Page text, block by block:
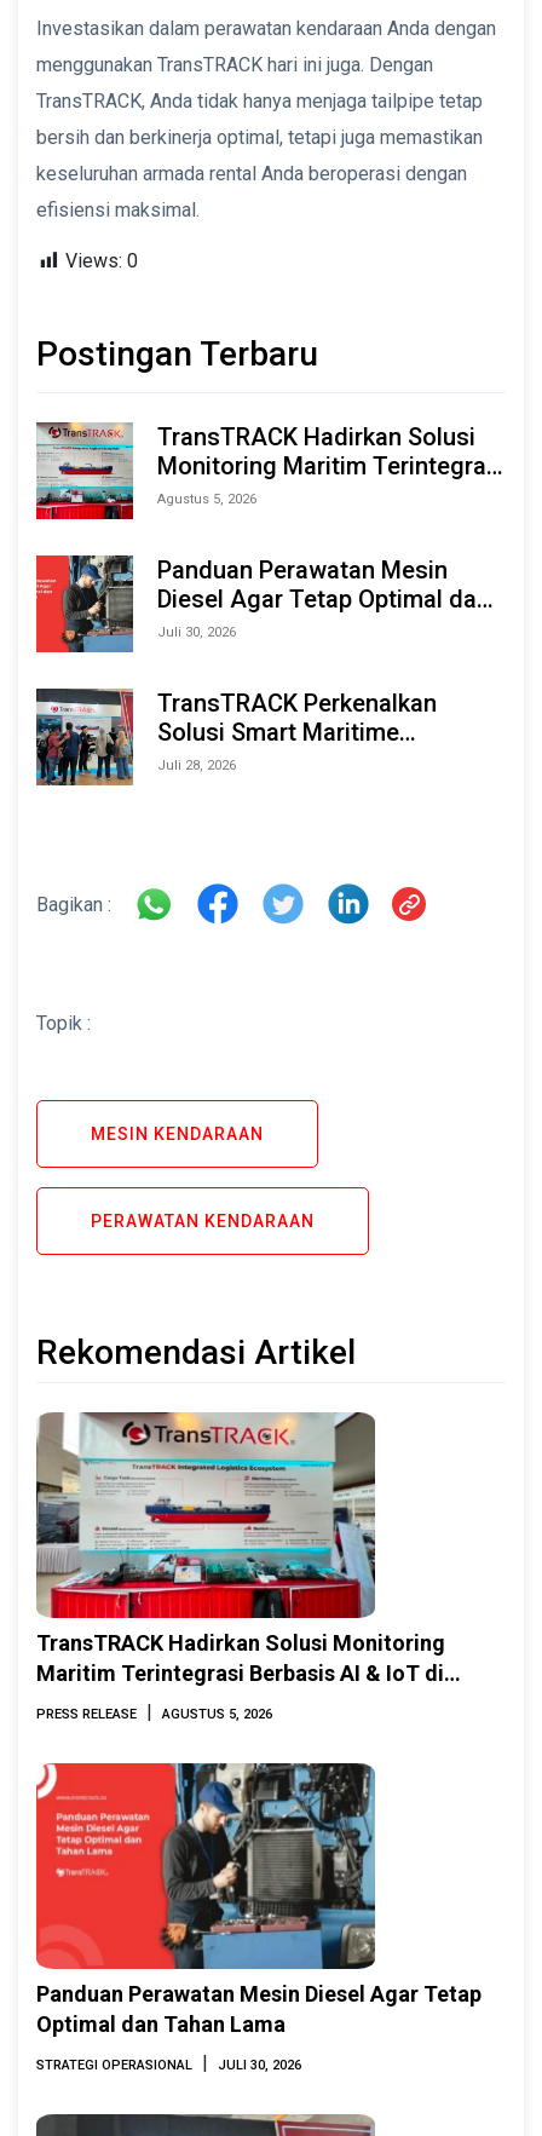
Investasikan dalam perawatan kendaraan Anda dengan
menggunakan TransTRACK hari ini juga. Dengan
TransTRACK, Anda tidak hanya menjaga tailpipe tetap
bersih dan berkinerja optimal, tetapi juga memastikan
keseluruhan armada rental Anda beroperasi dengan
efisiensi maksimal.
Views: 0
Postingan Terbaru
TransTRACK Hadirkan Solusi
Monitoring Maritim Terintegrasi
Berbasis AI & IoT di Indonesia
Agustus 5, 2026
Panduan Perawatan Mesin
Diesel Agar Tetap Optimal dan
Tahan Lama
Juli 30, 2026
TransTRACK Perkenalkan
Solusi Smart Maritime
Monitoring Berbasis AI dan IoT
Juli 28, 2026
Bagikan :
Topik :
MESIN KENDARAAN
PERAWATAN KENDARAAN
Rekomendasi Artikel
TransTRACK Hadirkan Solusi Monitoring
Maritim Terintegrasi Berbasis AI & IoT di
Indonesia Marine & Offshore Expo (IMOX)
PRESS RELEASE | AGUSTUS 5, 2026
Panduan Perawatan Mesin Diesel Agar Tetap
Optimal dan Tahan Lama
STRATEGI OPERASIONAL | JULI 30, 2026